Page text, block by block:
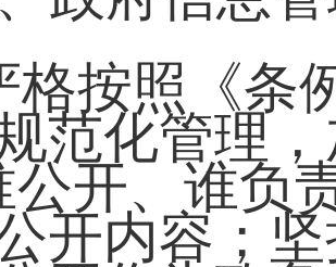
格按照《条
范化管理
公开、谁负
开内容；